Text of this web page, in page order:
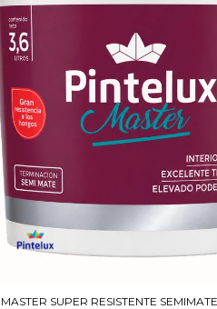
MASTER SUPER RESISTENTE SEMIMATE